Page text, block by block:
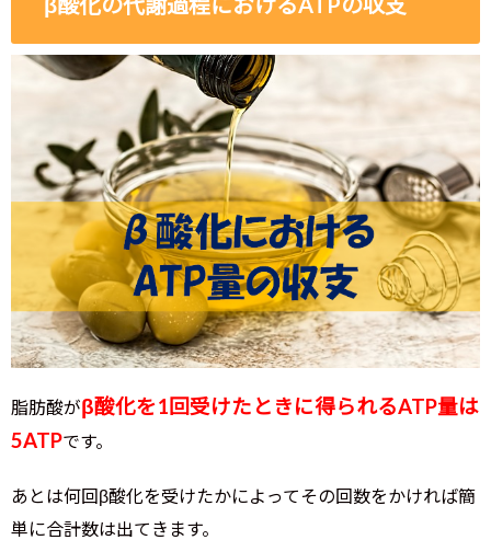
脂肪酸がβ酸化を1回受けたときに得られるATP量は
5ATPです。
あとは何回β酸化を受けたかによってその回数をかければ簡
単に合計数は出てきます。